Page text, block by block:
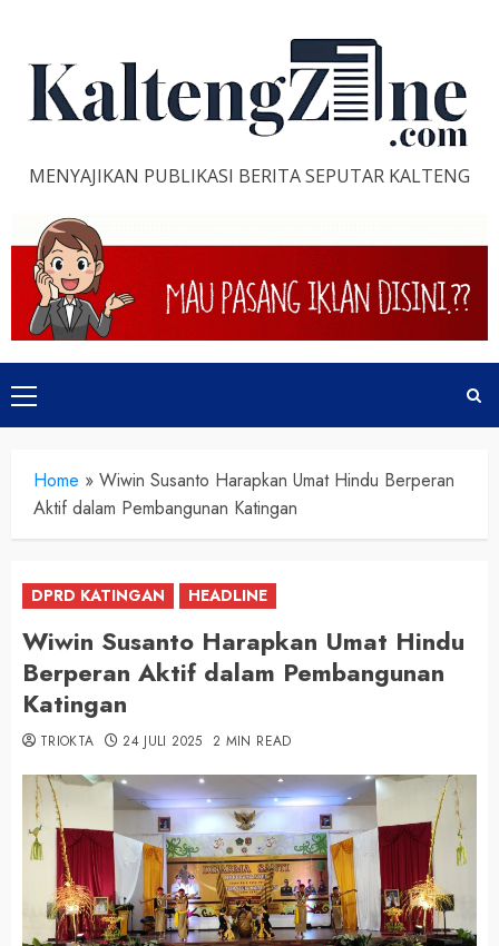
content
MENYAJIKAN PUBLIKASI BERITA SEPUTAR KALTENG
Primary
Menu
Home » Wiwin Susanto Harapkan Umat Hindu Berperan
Aktif dalam Pembangunan Katingan
DPRD KATINGAN HEADLINE
Wiwin Susanto Harapkan Umat Hindu
Berperan Aktif dalam Pembangunan
Katingan
TRIOKTA 24 JULI 2025 2 MIN READ